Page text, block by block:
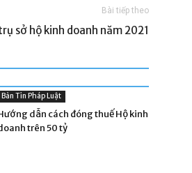
Bài tiếp theo
sở hộ kinh doanh năm 2021
Bản Tin Pháp Luật
dẫn cách đóng thuế Hộ kinh
trên 50 tỷ